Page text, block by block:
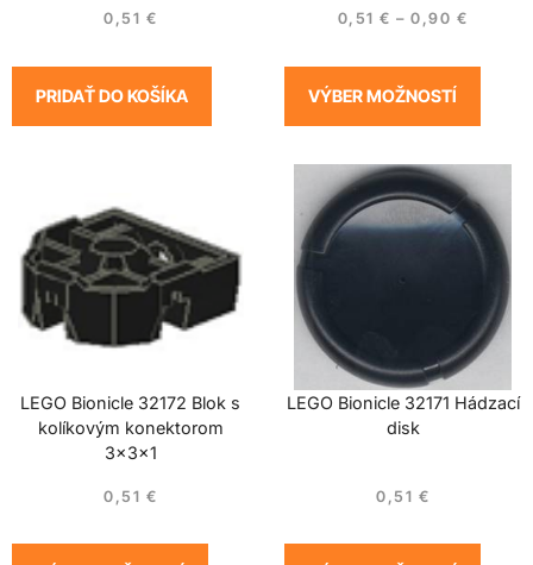
0,51 €
PRIDAŤ DO KOŠÍKA
0,51€ – 0,90 €
VÝBER MOŽNOSTÍ
LEGO Bionicle 32172 Blok s
kolíkovým konektorom
3x3x1
0,51 €
LEGO Bionicle 32171 Hádzací
disk
0,51 €